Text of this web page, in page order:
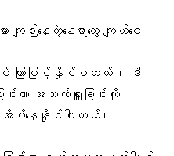
ကျဉ်းနေတဲ့နေရာတွေ ကျယ်စေ
ကြာမြင့်နိုင်ပါတယ်။ ဒီ
င်းဟာ အသက်ရှူခြင်းကို
အိပ်နေနိုင်ပါတယ်။